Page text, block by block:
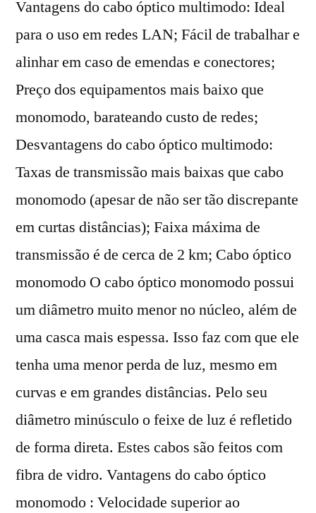
Vantagens do cabo óptico multimodo: Ideal
para o uso em redes LAN; Fácil de trabalhar e
alinhar em caso de emendas e conectores;
Preço dos equipamentos mais baixo que
monomodo, barateando custo de redes;
Desvantagens do cabo óptico multimodo:
Taxas de transmissão mais baixas que cabo
monomodo (apesar de não ser tão discrepante
em curtas distâncias); Faixa máxima de
transmissão é de cerca de 2 km; Cabo óptico
monomodo O cabo óptico monomodo possui
um diâmetro muito menor no núcleo, além de
uma casca mais espessa. Isso faz com que ele
tenha uma menor perda de luz, mesmo em
curvas e em grandes distâncias. Pelo seu
diâmetro minúsculo o feixe de luz é refletido
de forma direta. Estes cabos são feitos com
fibra de vidro. Vantagens do cabo óptico
monomodo : Velocidade superior ao